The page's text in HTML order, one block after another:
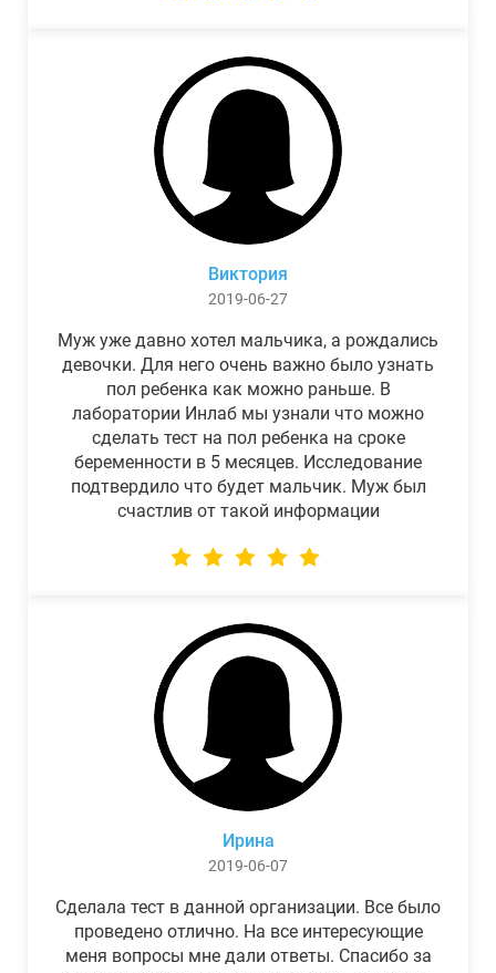
Виктория
2019-06-27
Муж уже давно хотел мальчика, а рождались
девочки. Для него очень важно было узнать
пол ребенка как можно раньше. В
лаборатории Инлаб мы узнали что можно
сделать тест на пол ребенка на сроке
беременности в 5 месяцев. Исследование
подтвердило что будет мальчик. Муж был
счастлив от такой информации
Ирина
2019-06-07
Сделала тест в данной организации. Все было
проведено отлично. На все интересующие
меня вопросы мне дали ответы. Спасибо за